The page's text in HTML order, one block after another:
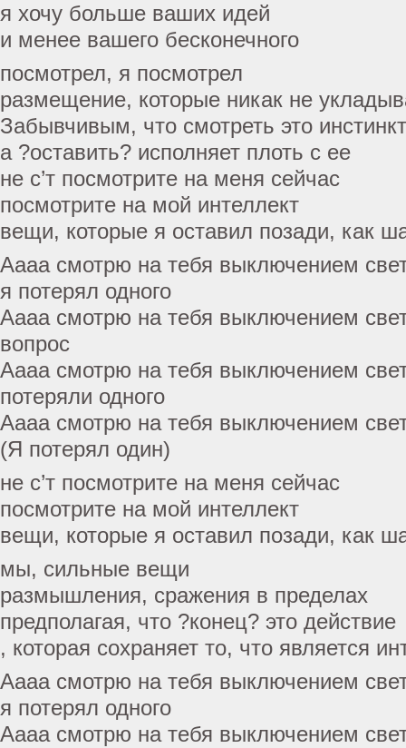
я хочу больше ваших идей
и менее вашего бесконечного
посмотрел, я посмотрел
размещение, которые никак не
Забывчивым, что смотреть это инстинкт
а ?оставить? исполняет плоть с ее
не с’т посмотрите на меня сейчас
посмотрите на мой интеллект
вещи, которые я оставил позади, как
Аааа смотрю на тебя выключением
я потерял одного
Аааа смотрю на тебя выключением
вопрос
Аааа смотрю на тебя выключением
потеряли одного
Аааа смотрю на тебя выключением
(Я потерял один)
не с’т посмотрите на меня сейчас
посмотрите на мой интеллект
вещи, которые я оставил позади, как
мы, сильные вещи
размышления, сражения в пределах
предполагая, что ?конец? это действие
, которая сохраняет то, что является
Аааа смотрю на тебя выключением
я потерял одного
Аааа смотрю на тебя выключением